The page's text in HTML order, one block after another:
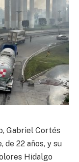
Gabriel Cortés
de 22 años, y su
Hidalgo